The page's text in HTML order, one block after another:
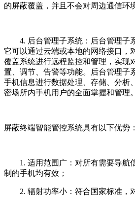
的屏蔽覆盖，并且不会对周边通信环
4. 后台管理子系统：后台管理子
它可以通过云端或本地的网络接口，
覆盖系统进行远程监控和管理，实现
置、调节、告警等功能。后台管理子
手机信息进行数据处理、存储、分析
密场所内手机用户的全面掌握和管理。
屏蔽终端智能管控系统具有以下优势：
1. 适用范围广：对所有需要导航
制的手机均有效；
2. 辐射功率小：符合国家标准，